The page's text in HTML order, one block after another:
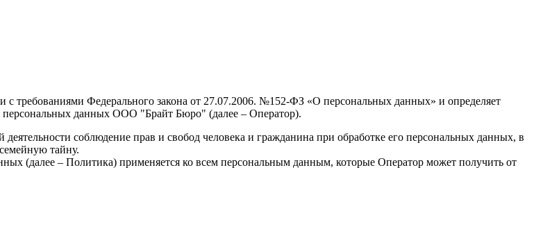
с требованиями Федерального закона от 27.07.2006. №152-ФЗ «О персональных данных» и определяет
персональных данных ООО "Брайт Бюро" (далее – Оператор).
соблюдение прав и свобод человека и гражданина при обработке его персональных данных, в
тайну.
(далее – Политика) применяется ко всем персональным данным, которые Оператор может получить от